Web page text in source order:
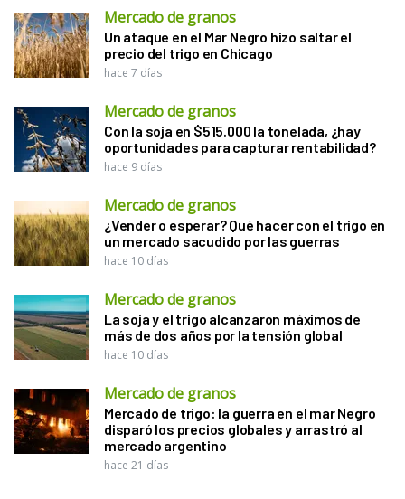
Mercado de granos
Un ataque en el Mar Negro hizo saltar el
precio del trigo en Chicago
hace 7 días
Mercado de granos
Con la soja en $515.000 la tonelada, ¿hay
oportunidades para capturar rentabilidad?
hace 9 días
Mercado de granos
¿Vender o esperar? Qué hacer con el trigo en
un mercado sacudido por las guerras
hace 10 días
Mercado de granos
La soja y el trigo alcanzaron máximos de
más de dos años por la tensión global
hace 10 días
Mercado de granos
Mercado de trigo: la guerra en el mar Negro
disparó los precios globales y arrastró al
mercado argentino
hace 21 días